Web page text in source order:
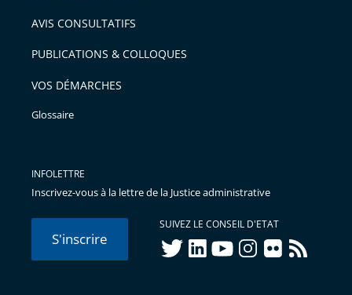
avant
AVIS CONSULTATIFS
PUBLICATIONS & COLLOQUES
VOS DÉMARCHES
Glossaire
INFOLETTRE
Inscrivez-vous à la lettre de la Justice administrative
S'inscrire
SUIVEZ LE CONSEIL D'ETAT
twitterlinkedInyoutubeinstagram
flickr rss